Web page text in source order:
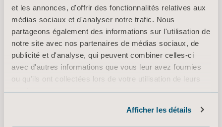
et les annonces, d'offrir des fonctionnalités relatives aux
médias sociaux et d'analyser notre trafic. Nous
partageons également des informations sur l'utilisation de
notre site avec nos partenaires de médias sociaux, de
publicité et d'analyse, qui peuvent combiner celles-ci
avec d'autres informations que vous leur avez fournies
ou qu'ils ont collectées lors de votre utilisation de leurs
Afficher les détails
Actualisez vos
connaissances grâce aux